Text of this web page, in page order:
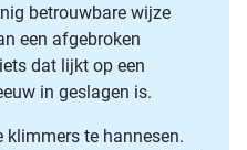
betrouwbare wijze
een afgebroken
dat lijkt op een
in geslagen is.
klimmers te hannesen.